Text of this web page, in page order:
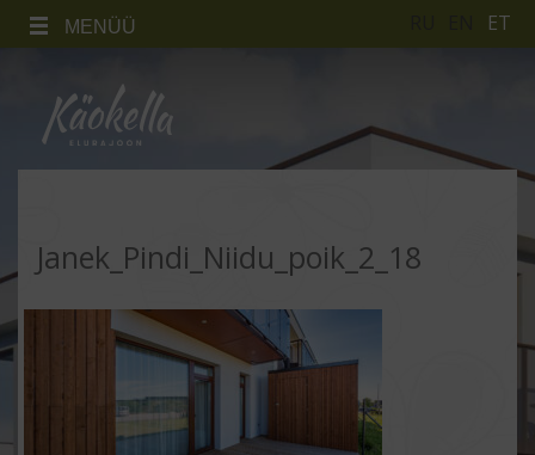
MENÜÜ ET
Janek_Pindi_Niidu_poik_2_18